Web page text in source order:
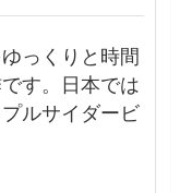
っくりと時間
す。日本では
ルサイダービ